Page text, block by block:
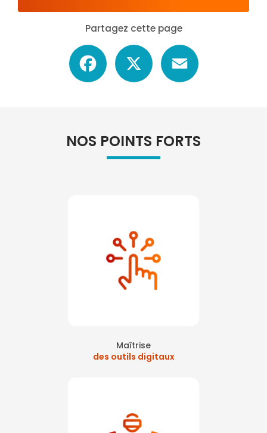
Partagez cette page
Facebook
NOS POINTS FORTS
Maîtrise
des outils digitaux